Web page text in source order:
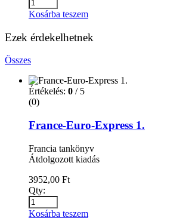
Kosárba teszem
Ezek érdekelhetnek
Összes
Értékelés: 0 / 5
(0)
France-Euro-Express 1.
Francia tankönyv
Átdolgozott kiadás
3952,00 Ft
Qty:
Kosárba teszem